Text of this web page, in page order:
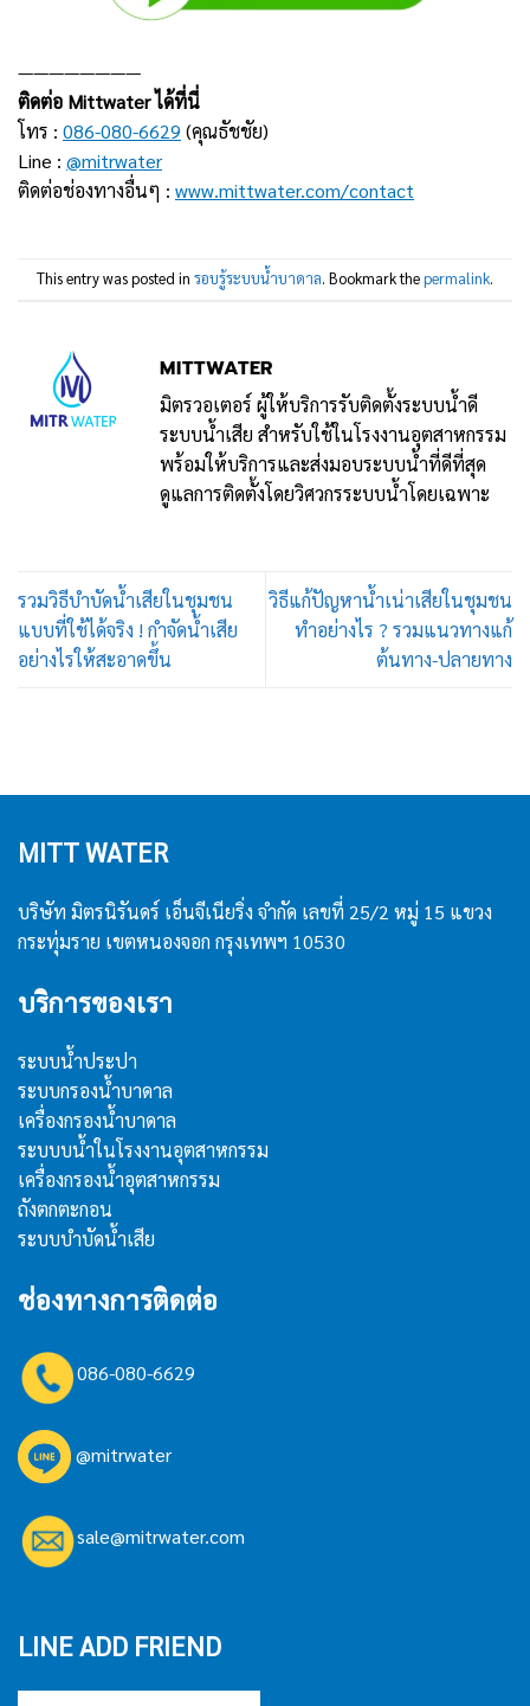
————————
ติดต่อ Mittwater ได้ที่นี่
โทร : 086-080-6629 (คุณธัชชัย)
Line : @mitrwater
ติดต่อช่องทางอื่นๆ : www.mittwater.com/contact
This entry was posted in รอบรู้ระบบน้ำบาดาล. Bookmark thepermalink.
MITTWATER
มิตรวอเตอร์ ผู้ให้บริการรับติดตั้งระบบน้ำดี
ระบบน้ำเสีย สำหรับใช้ในโรงงานอุตสาหกรรม
พร้อมให้บริการและส่งมอบระบบน้ำที่ดีที่สุด
ดูแลการติดตั้งโดยวิศวกรระบบน้ำโดยเฉพาะ
รวมวิธีบำบัดน้ำเสียในชุมชน
แบบที่ใช้ได้จริง ! กำจัดน้ำเสีย
อย่างไรให้สะอาดขึ้น
วิธีแก้ปัญหาน้ำเน่าเสียในชุมชน
ทำอย่างไร ? รวมแนวทางแก้
ต้นทาง-ปลายทาง
MITT WATER
บริษัท มิตรนิรันดร์ เอ็นจีเนียริ่ง จำกัด เลขที่ 25/2 หมู่ 15 แขวง
กระทุ่มราย เขตหนองจอก กรุงเทพฯ 10530
บริการของเรา
ระบบน้ำประปา
ระบบกรองน้ำบาดาล
เครื่องกรองน้ำบาดาล
ระบบบน้ำในโรงงานอุตสาหกรรม
เครื่องกรองน้ำอุตสาหกรรม
ถังตกตะกอน
ระบบบำบัดน้ำเสีย
ช่องทางการติดต่อ
086-080-6629
@mitrwater
sale@mitrwater.com
LINE ADD FRIEND